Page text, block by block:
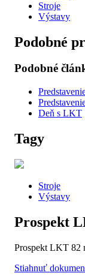
Stroje
Výstavy
Podobné
Podobné
Deň s LKT
Tagy
Stroje
Výstavy
Prospekt
Prospekt LKT 82
Stiahnuť